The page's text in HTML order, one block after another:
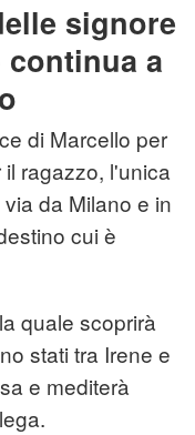
signore
continua a
di Marcello per
ragazzo, l'unica
da Milano e in
cui è
quale scoprirà
stati tra Irene e
e mediterà